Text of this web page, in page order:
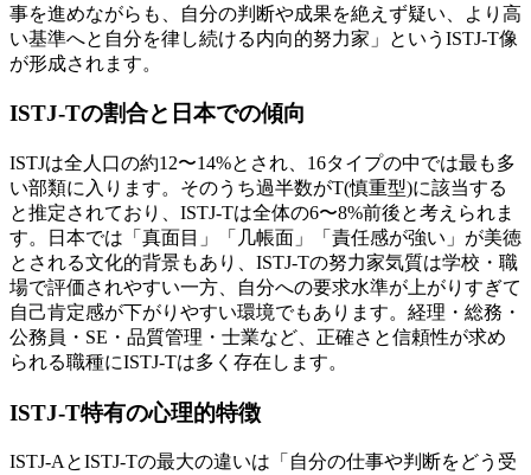
事を進めながらも、自分の判断や成果を絶えず疑い、より高
い基準へと自分を律し続ける内向的努力家」というISTJ-T像
が形成されます。
ISTJ-Tの割合と日本での傾向
ISTJは全人口の約12〜14%とされ、16タイプの中では最も多
い部類に入ります。そのうち過半数がT(慎重型)に該当する
と推定されており、ISTJ-Tは全体の6〜8%前後と考えられま
す。日本では「真面目」「几帳面」「責任感が強い」が美徳
とされる文化的背景もあり、ISTJ-Tの努力家気質は学校・職
場で評価されやすい一方、自分への要求水準が上がりすぎて
自己肯定感が下がりやすい環境でもあります。経理・総務・
公務員・SE・品質管理・士業など、正確さと信頼性が求め
られる職種にISTJ-Tは多く存在します。
ISTJ-T特有の心理的特徴
ISTJ-AとISTJ-Tの最大の違いは「自分の仕事や判断をどう受